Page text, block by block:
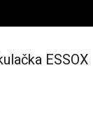
ESSOX